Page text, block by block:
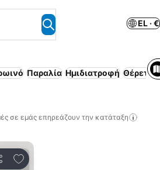
EL · €
Παραλία Ημιδιατροφή Θέρετρο
σε εμάς επηρεάζουν την κατάταξη
Προσθήκη στα αγαπημένα